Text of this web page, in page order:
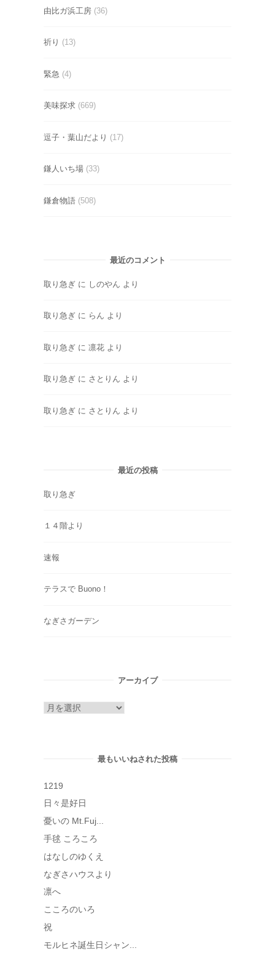
由比ガ浜工房 (36)
祈り (13)
緊急 (4)
美味探求 (669)
逗子・葉山だより (17)
鎌人いち場 (33)
鎌倉物語 (508)
最近のコメント
取り急ぎ に しのやん より
取り急ぎ に らん より
取り急ぎ に 凛花 より
取り急ぎ に さとりん より
取り急ぎ に さとりん より
最近の投稿
取り急ぎ
１４階より
速報
テラスで Buono！
なぎさガーデン
アーカイブ
ア
最もいいねされた投稿
1219
日々是好日
憂いの Mt.Fuj...
手毬 ころころ
はなしのゆくえ
なぎさハウスより
凛へ
こころのいろ
祝
モルヒネ誕生日シャン...